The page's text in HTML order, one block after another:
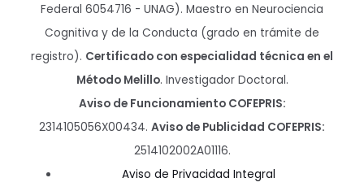
Federal 6054716 - UNAG). Maestro en Neurociencia
Cognitiva y de la Conducta (grado en trámite de
registro). Certificado con especialidad técnica en el
Método Melillo. Investigador Doctoral.
Aviso de Funcionamiento COFEPRIS:
2314105056X00434. Aviso de Publicidad COFEPRIS:
2514102002A01116.
Aviso de Privacidad Integral